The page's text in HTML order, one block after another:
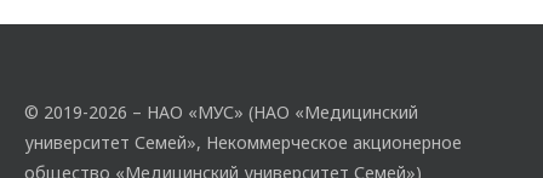
© 2019-2026 – НАО «МУС» (НАО «Медицинский
университет Семей», Некоммерческое акционерное
общество «Медицинский университет Семей»)